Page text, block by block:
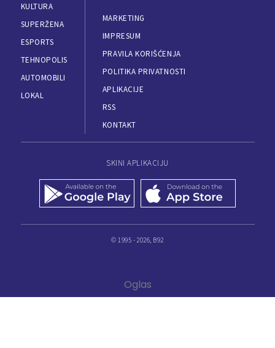
KULTURA
SUPERŽENA
ESPORTS
TEHNOPOLIS
AUTOMOBILI
LOKAL
MARKETING
IMPRESUM
PRAVILA KORIŠĆENJA
POLITIKA PRIVATNOSTI
APLIKACIJE
RSS
KONTAKT
SKINI APLIKACIJU
© 1995 - 2026, B92